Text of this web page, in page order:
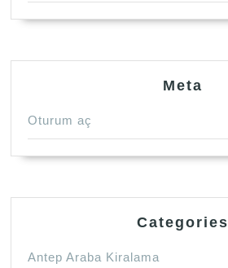
Meta
Oturum aç
Categories
Antep Araba Kiralama